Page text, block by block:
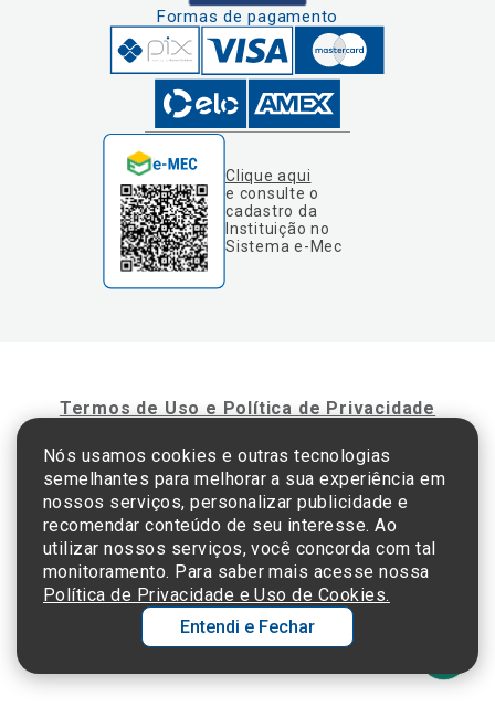
Formas de pagamento
Clique aqui
e consulte o
cadastro da
Instituição no
Sistema e-Mec
Termos de Uso e Política de Privacidade
©2025 Einstein Hospital Israelita -TODOS OS DIREITOS RESERVADOS
CNPJ: 60.765.823/0001-30 - Endereço: Av. Albert Einstein, 627 - Morumbi - São
Paulo - SP - 05652-000
Nós usamos cookies e outras tecnologias
semelhantes para melhorar a sua experiência em
nossos serviços, personalizar publicidade e
recomendar conteúdo de seu interesse. Ao
utilizar nossos serviços, você concorda com tal
monitoramento. Para saber mais acesse nossa
Política de Privacidade e Uso de Cookies.
Entendi e Fechar